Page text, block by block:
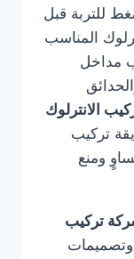
للتربة قبل
المناسب
مداخل
الانترلوك
تركيب
ومنع
تركيب
وتصميمات